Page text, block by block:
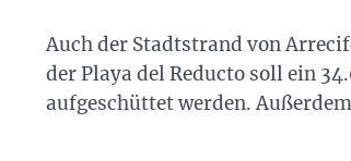
Auch der Stadtstrand von
der Playa del Reducto soll ein
aufgeschüttet werden.